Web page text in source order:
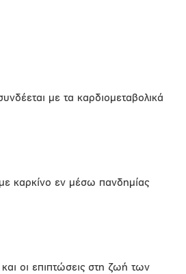
με τα καρδιομεταβολικά
καρκίνο εν μέσω πανδημίας
οι επιπτώσεις στη ζωή των